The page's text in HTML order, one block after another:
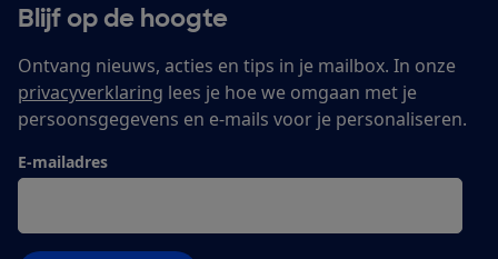
Blijf op de hoogte
Ontvang nieuws, acties en tips in je mailbox. In onze
privacyverklaring lees je hoe we omgaan met je
persoonsgegevens en e-mails voor je personaliseren.
E-mailadres